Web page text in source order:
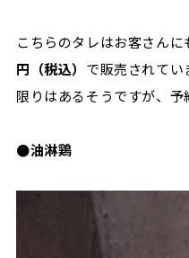
こちらのタレはお客さんに
円（税込） で販売されてい
限りはあるそうですが、予
●油淋鶏